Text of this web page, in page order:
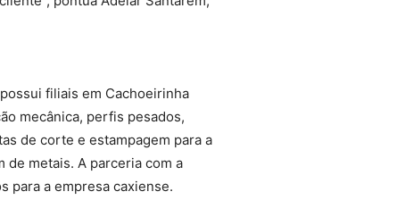
filiais em Cachoeirinha
mecânica, perfis pesados,
de corte e estampagem para a
de metais. A parceria com a
para a empresa caxiense.